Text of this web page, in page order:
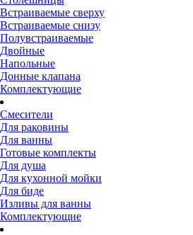
Встраиваемые сверху
Встраиваемые снизу
Полувстраиваемые
Двойные
Напольные
Донные клапана
Комплектующие
Смесители
Для раковины
Для ванны
Готовые комплекты
Для душа
Для кухонной мойки
Для биде
Изливы для ванны
Комплектующие